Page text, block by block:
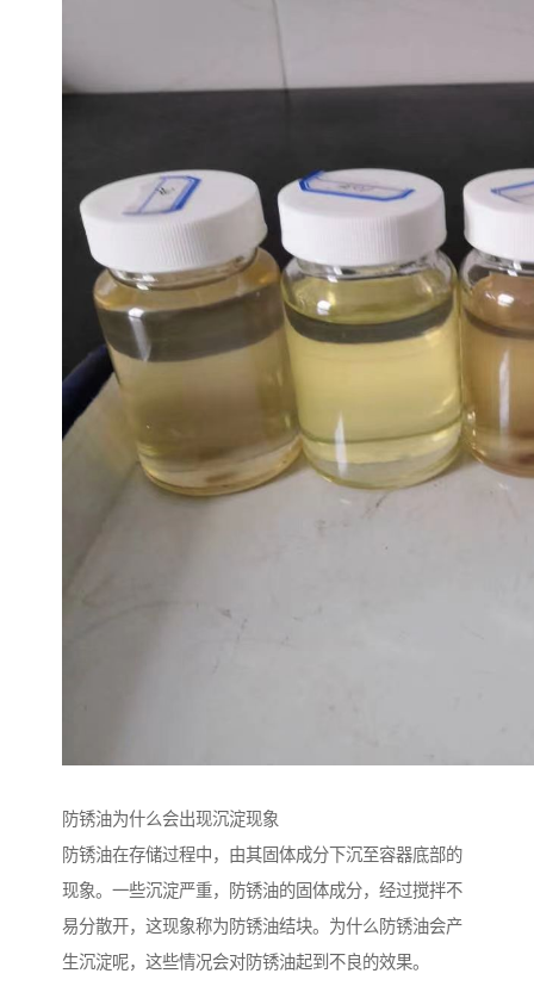
防锈油为什么会出现沉淀现象
防锈油在存储过程中，由其固体成分下沉至容器底部的
现象。一些沉淀严重，防锈油的固体成分，经过搅拌不
易分散开，这现象称为防锈油结块。为什么防锈油会产
生沉淀呢，这些情况会对防锈油起到不良的效果。